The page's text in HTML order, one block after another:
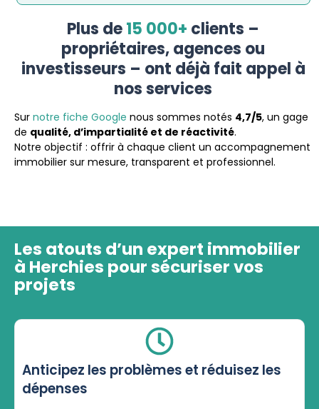
Plus de15 000+ clients –
propriétaires, agences ou
investisseurs – ont déjà fait appel à
nos services
Sur notre fiche Google nous sommes notés 4,7/5, un gage
de qualité, d’impartialité et de réactivité.
Notre objectif : offrir à chaque client un accompagnement
immobilier sur mesure, transparent et professionnel.
Les atouts d’un expert immobilier
à Herchies pour sécuriser vos
projets
Anticipez les problèmes et réduisez les
dépenses